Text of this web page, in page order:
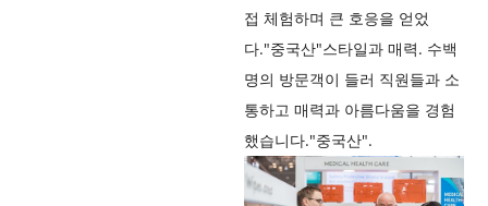
접 체험하며 큰 호응을 얻었
다."중국산"스타일과 매력. 수백
명의 방문객이 들러 직원들과 소
통하고 매력과 아름다움을 경험
했습니다."중국산".